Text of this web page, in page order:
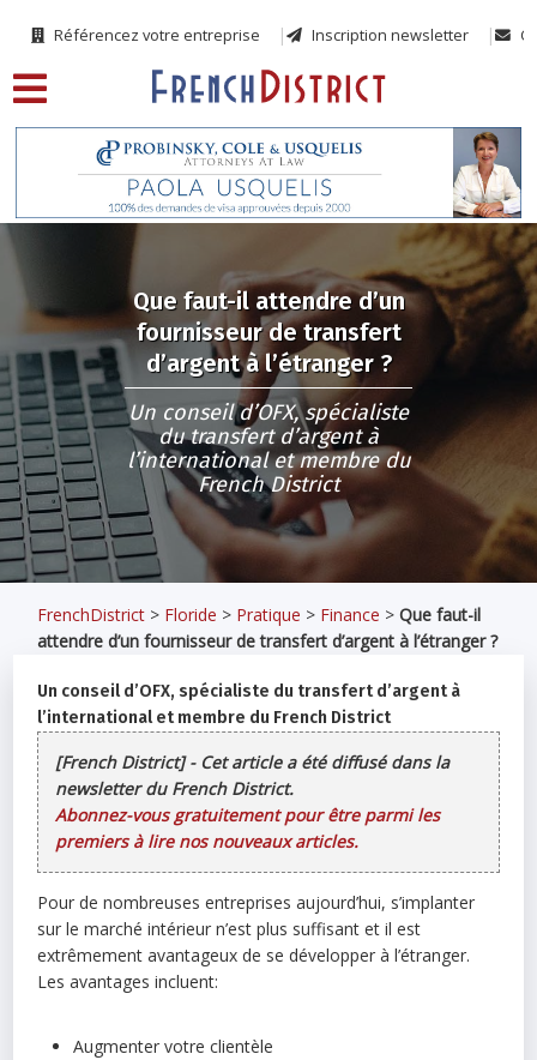
Référencez votre entreprise Inscription newsletter
Que faut-il attendre d’un
fournisseur de transfert
d’argent à l’étranger ?
Un conseil d’OFX, spécialiste
du transfert d’argent à
l’international et membre du
French District
FrenchDistrict > Floride > Pratique > Finance >Que faut-il
attendre d’un fournisseur de transfert d’argent à l’étranger ?
Un conseil d’OFX, spécialiste du transfert d’argent à
l’international et membre du French District
[French District] - Cet article a été diffusé dans la
newsletter du French District.
Abonnez-vous gratuitement pour être parmi les
premiers à lire nos nouveaux articles.
Pour de nombreuses entreprises aujourd’hui, s’implanter
sur le marché intérieur n’est plus suffisant et il est
extrêmement avantageux de se développer à l’étranger.
Les avantages incluent:
Augmenter votre clientèle